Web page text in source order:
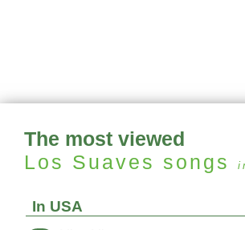
The most viewed
Los Suaves songs
In USA